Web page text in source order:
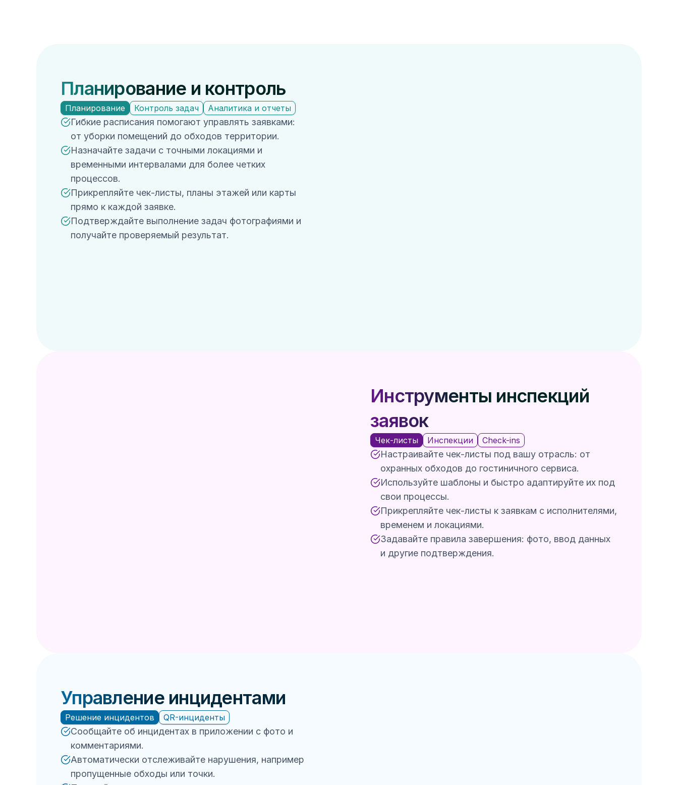
Планирование и контроль
Планирование Контроль задач Аналитика и отчеты
Гибкие расписания помогают управлять заявками:
от уборки помещений до обходов территории.
Назначайте задачи с точными локациями и
временными интервалами для более четких
процессов.
Прикрепляйте чек-листы, планы этажей или карты
прямо к каждой заявке.
Подтверждайте выполнение задач фотографиями и
получайте проверяемый результат.
Инструменты инспекций
заявок
Чек-листы Инспекции Check-ins
Настраивайте чек-листы под вашу отрасль: от
охранных обходов до гостиничного сервиса.
Используйте шаблоны и быстро адаптируйте их под
свои процессы.
Прикрепляйте чек-листы к заявкам с исполнителями,
временем и локациями.
Задавайте правила завершения: фото, ввод данных
и другие подтверждения.
Управление инцидентами
Решение инцидентов QR-инциденты
Сообщайте об инцидентах в приложении с фото и
комментариями.
Автоматически отслеживайте нарушения, например
пропущенные обходы или точки.